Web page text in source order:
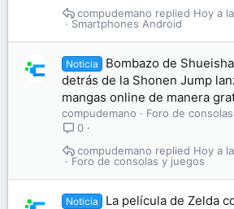
Smartphones Android
Hoy a
compudemano
Noticia
Bombazo de
detrás de la Shonen Jump
mangas online de manera
compudemano
Foro de
0
Foro de consolas y juegos
Hoy a
compudemano
Noticia
La película de Zelda